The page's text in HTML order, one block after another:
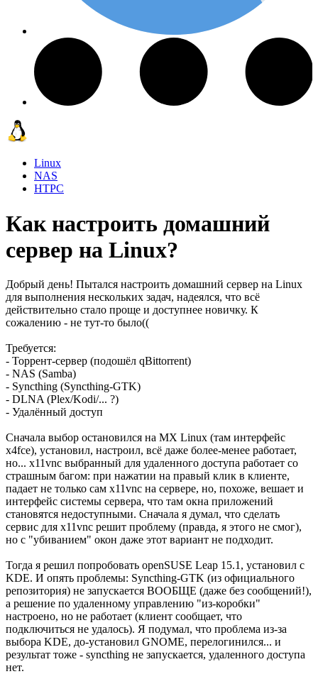
Linux
NAS
HTPC
Как настроить домашний
сервер на Linux?
Добрый день! Пытался настроить домашний сервер на Linux
для выполнения нескольких задач, надеялся, что всё
действительно стало проще и доступнее новичку. К
сожалению - не тут-то было((
Требуется:
- Торрент-сервер (подошёл qBittorrent)
- NAS (Samba)
- Syncthing (Syncthing-GTK)
- DLNA (Plex/Kodi/... ?)
- Удалённый доступ
Сначала выбор остановился на MX Linux (там интерфейс
x4fce), установил, настроил, всё даже более-менее работает,
но... x11vnc выбранный для удаленного доступа работает со
страшным багом: при нажатии на правый клик в клиенте,
падает не только сам x11vnc на сервере, но, похоже, вешает и
интерфейс системы сервера, что там окна приложений
становятся недоступными. Сначала я думал, что сделать
сервис для x11vnc решит проблему (правда, я этого не смог),
но с "убиванием" окон даже этот вариант не подходит.
Тогда я решил попробовать openSUSE Leap 15.1, установил с
KDE. И опять проблемы: Syncthing-GTK (из официального
репозитория) не запускается ВООБЩЕ (даже без сообщений!),
а решение по удаленному управлению "из-коробки"
настроено, но не работает (клиент сообщает, что
подключиться не удалось). Я подумал, что проблема из-за
выбора KDE, до-установил GNOME, перелогинился... и
результат тоже - syncthing не запускается, удаленного доступа
нет.